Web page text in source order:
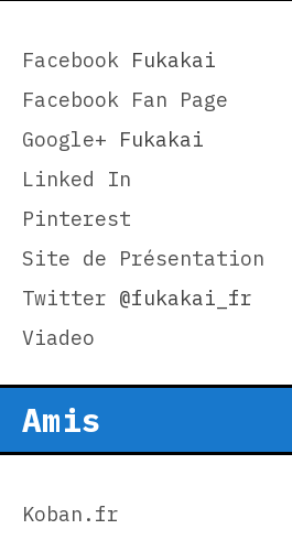
Facebook Fukakai
Facebook Fan Page
Google+ Fukakai
Linked In
Pinterest
Site de Présentation
Twitter @fukakai_fr
Viadeo
Amis
Koban.fr